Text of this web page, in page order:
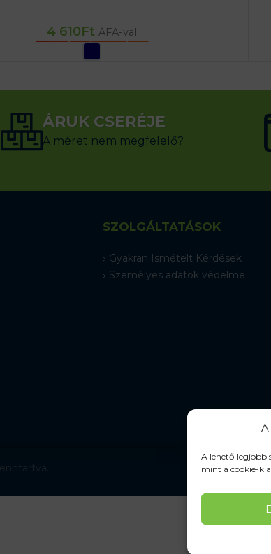
A lehető legjobb
mint a cookie-k
4 610Ft ÁFA-val
OPCIÓK VÁLASZTÁSA
ÁRUK CSERÉJE
A méret nem megfelelő?
SZOLGÁLTATÁSOK
Gyakran Ismételt Kérdések
Személyes adatok védelme